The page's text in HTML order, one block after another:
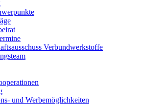
Verbundwerkstoffe
und Werbemöglichkeiten